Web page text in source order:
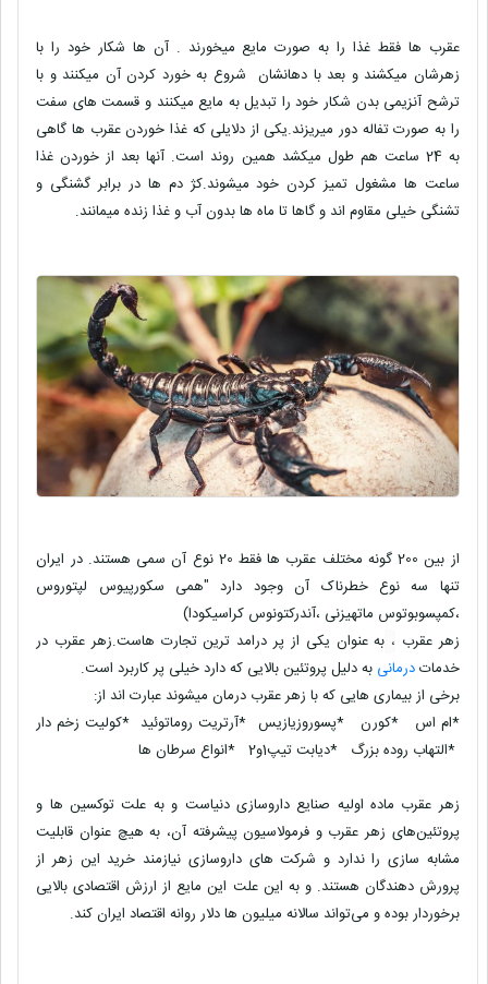
عقرب ها فقط غذا را به صورت مایع میخورند . آن ها شکار خود را با
زهرشان میکشند و بعد با دهانشان شروع به خورد کردن آن میکنند و با
ترشح آنزیمی بدن شکار خود را تبدیل به مایع میکنند و قسمت های سفت
را به صورت تفاله دور میریزند.یکی از دلایلی که غذا خوردن عقرب ها گاهی
به 24 ساعت هم طول میکشد همین روند است. آنها بعد از خوردن غذا
ساعت ها مشغول تمیز کردن خود میشوند.کژ دم ها در برابر گشنگی و
تشنگی خیلی مقاوم اند و گاها تا ماه ها بدون آب و غذا زنده میمانند.
از بین 200 گونه مختلف عقرب ها فقط 20 نوع آن سمی هستند. در ایران
تنها سه نوع خطرناک آن وجود دارد "همی سکورپیوس لپتوروس
،کمپسوبوتوس ماتهیزنی ،آندرکتونوس کراسیکودا)
زهر عقرب ، به عنوان یکی از پر درامد ترین تجارت هاست.زهر عقرب در
خدماتدرمانی به دلیل پروتئین بالایی که دارد خیلی پر کاربرد است.
برخی از بیماری هایی که با زهر عقرب درمان میشوند عبارت اند از:
*ام اس *کورن *پسوروزیازیس *آرتریت روماتوئید *کولیت زخم دار
*التهاب روده بزرگ *دیابت تیپ1و2 *انواع سرطان ها
زهر عقرب ماده اولیه صنایع داروسازی دنیاست و به علت توکسین ها و
پروتئین‌های زهر عقرب و فرمولاسیون پیشرفته آن، به هیچ عنوان قابلیت
مشابه سازی را ندارد و شرکت های داروسازی نیازمند خرید این زهر از
پرورش دهندگان هستند. و به این علت این مایع از ارزش اقتصادی بالایی
برخوردار بوده و می‌تواند سالانه میلیون ها دلار روانه اقتصاد ایران کند.